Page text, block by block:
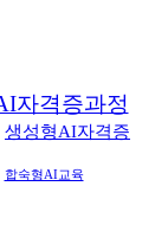
자격증과정
생성형AI자격증
합숙형AI교육